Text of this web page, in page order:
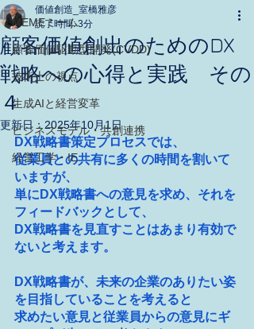
MEMEミーム
顧客価値駆動型開発(CVDD)
技術士の視点
生成AIと経営変革
ビジネスモデル・共創連携
経営工学・IE
顧客価値創出のためのDX
戦略への心得と実践 その
４
価値創造_室橋雅彦
読了時間: 3分
更新日： 2025年10月1日
DX戦略書策定プロセスでは、
従業員との共有に多くの時間を割いて
いますが、
単にDX戦略書への意見を求め、それを
フィードバックとして、
DX戦略書を見直すことはあまり有効で
ないと考えます。
DX戦略書が、未来の企業のありたい姿
を目指していることを考えると
求めたい意見と従業員からの意見にギ